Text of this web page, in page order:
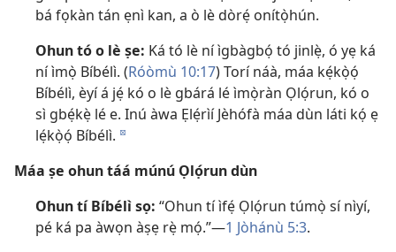
bá fọkàn tán ẹnì kan, a ò lè dòrẹ́ onítọ̀hún.
Ohun tó o lè ṣe: Ká tó lè ní ìgbàgbọ́ tó jinlẹ̀, ó yẹ ká
ní ìmọ̀ Bíbélì. (Róòmù 10:17) Torí náà, máa kẹ́kọ̀ọ́
Bíbélì, èyí á jẹ́ kó o lè gbárá lé ìmọ̀ràn Ọlọ́run, kó o
sì gbẹ́kẹ̀ lé e. Inú àwa Ẹlẹ́rìí Jèhófà máa dùn láti kọ́ ẹ
lẹ́kọ̀ọ́ Bíbélì. d
Máa ṣe ohun táá múnú Ọlọ́run dùn
Ohun tí Bíbélì sọ: “Ohun tí ìfẹ́ Ọlọ́run túmọ̀ sí nìyí,
pé ká pa àwọn àṣẹ rẹ̀ mọ́.”​—1 Jòhánù 5:3.